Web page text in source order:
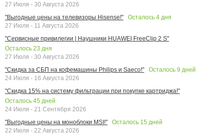
27 Июля - 30 Августа 2026
"Выгодные цены на телевизоры Hisense!"
Осталось 4 дня
27 Июля - 11 Августа 2026
"Сервисные привилегии | Наушники HUAWEI FreeClip 2 S"
Осталось 23 дня
27 Июля - 30 Августа 2026
"Скидка за СБП на кофемашины Philips и Saeco!"
Осталось 9 дней
24 Июля - 16 Августа 2026
"Скидка 15% на систему фильтрации при покупке картриджа!"
Осталось 45 дней
24 Июля - 21 Сентября 2026
"Выгодные цены на моноблоки MSI!"
Осталось 15 дней
22 Июля - 22 Августа 2026